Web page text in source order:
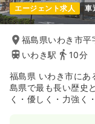
エージェント求人 車
福島県いわき市平
いわき駅
10分
福島県 いわき市にあ
島県で最も長い歴史
く・優しく・力強く